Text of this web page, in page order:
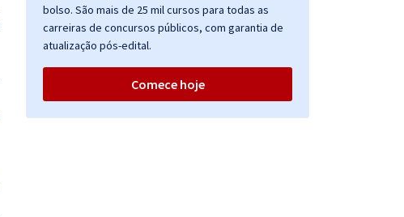
bolso. São mais de 25 mil cursos para todas as
carreiras de concursos públicos, com garantia de
atualização pós-edital.
Comece hoje